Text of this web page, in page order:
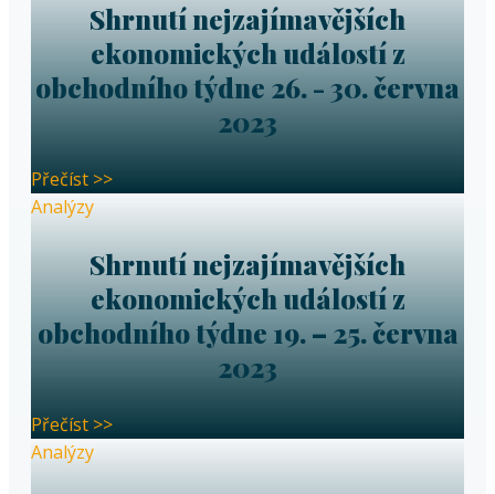
Shrnutí nejzajímavějších
ekonomických událostí z
obchodního týdne 26. - 30. června
2023
Přečíst >>
Analýzy
Shrnutí nejzajímavějších
ekonomických událostí z
obchodního týdne 19. – 25. června
2023
Přečíst >>
Analýzy